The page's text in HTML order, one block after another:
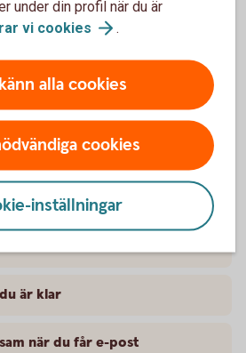
och lösenord
på din router
uppkopplingen är krypterad
är klar
när du får e-post
under din profil när du är
vi cookies .
alla cookies
cookies
inställningar